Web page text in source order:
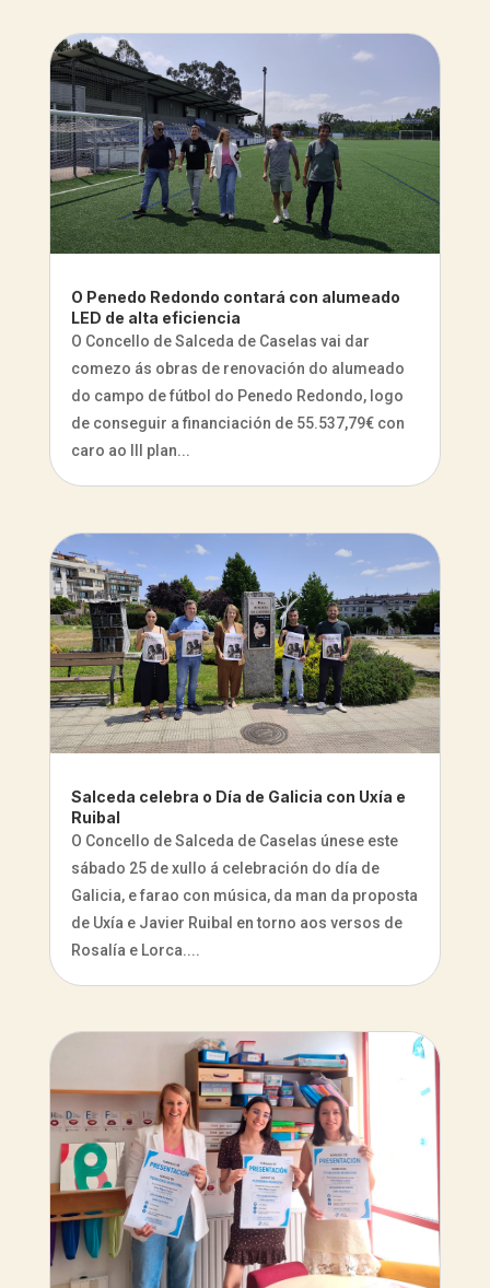
O Penedo Redondo contará con alumeado
LED de alta eficiencia
O Concello de Salceda de Caselas vai dar
comezo ás obras de renovación do alumeado
do campo de fútbol do Penedo Redondo, logo
de conseguir a financiación de 55.537,79€ con
caro ao III plan...
Salceda celebra o Día de Galicia con Uxía e
Ruibal
O Concello de Salceda de Caselas únese este
sábado 25 de xullo á celebración do día de
Galicia, e farao con música, da man da proposta
de Uxía e Javier Ruibal en torno aos versos de
Rosalía e Lorca....